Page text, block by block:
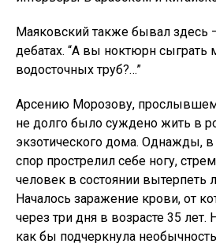
Маяковский также бывал здесь
дебатах. “А вы ноктюрн сыграть
водосточных труб?…”
Арсению Морозову,
не долго было суждено жить в
экзотического дома. Однажды, в
спор прострелил себе ногу,
человек в состоянии вытерпеть
Началось заражение крови, от
через три дня в возрасте 35 лет.
как бы подчеркнула